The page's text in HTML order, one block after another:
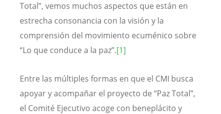
Total”, vemos muchos aspectos que están en
estrecha consonancia con la visión y la
comprensión del movimiento ecuménico sobre
“Lo que conduce a la paz”.[1]
Entre las múltiples formas en que el CMI busca
apoyar y acompañar el proyecto de “Paz Total”,
el Comité Ejecutivo acoge con beneplácito y